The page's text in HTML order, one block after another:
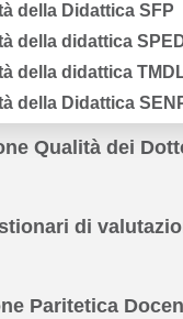
della Didattica SFP
della didattica
della didattica
della Didattica
Qualità dei
di
Paritetica